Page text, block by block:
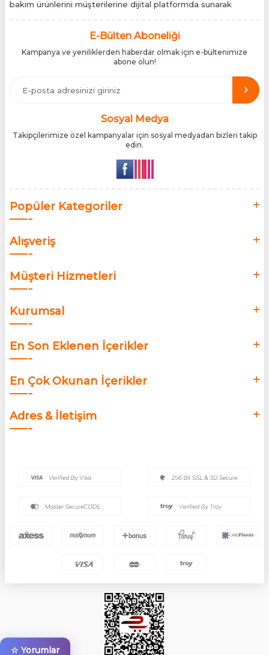
☆ Yorumlar
bakım ürünlerini müşterilerine dijital platformda sunarak
siteleri arasında yer almaktadır. Türkiye’de Cantu, Wilkinson
distribütörlüğünü yürütüyor, bu markaların tüm ürünlerini ithal
etmektedir. Tüm ithalat süreçlerimizde orijinallik belgeleri ve
üretici iş birlikleriyle çalışarak, ürünlerin en güvenilir şekilde
Türkiye pazarına ulaşmasını sağlıyoruz. Amacımız, dünya
genelinde milyonlarca kullanıcıya hitap eden bu markaları,
Türk tüketicilerle doğrudan, güvenli ve orijinal bir şekilde
E-Bülten Aboneliği
Kampanya ve yeniliklerden haberdar olmak için e-bültenimize
abone olun!
Sosyal Medya
Takipçilerimize özel kampanyalar için sosyal medyadan bizleri takip
edin.
Popüler Kategoriler
Alışveriş
Müşteri Hizmetleri
Kurumsal
En Son Eklenen İçerikler
En Çok Okunan İçerikler
Adres & İletişim